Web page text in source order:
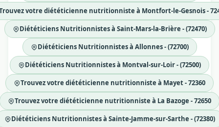
votre diététicienne nutritionniste à Montfort-le-Gesnois -
Diététiciens Nutritionnistes à Saint-Mars-la-Brière - (72470)
Diététiciens Nutritionnistes à Allonnes - (72700)
Diététiciens Nutritionnistes à Montval-sur-Loir - (72500)
Trouvez votre diététicienne nutritionniste à Mayet - 72360
Trouvez votre diététicienne nutritionniste à La Bazoge - 72650
Diététiciens Nutritionnistes à Sainte-Jamme-sur-Sarthe - (72380)